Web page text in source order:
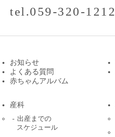
tel.059-320-1212
お知らせ
よくある質問
赤ちゃんアルバム
産科
出産までの
スケジュール